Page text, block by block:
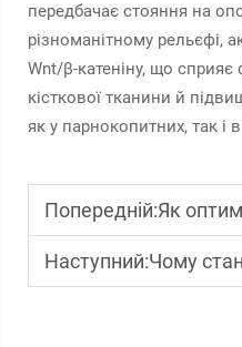
передбачає стояння на
різноманітному рельєфі,
Wnt/β-катеніну, що
кісткової тканини й
як у парнокопитних, так і
Попередній:Як оптимізувати розвиток
Наступний:Чому стан кишечника